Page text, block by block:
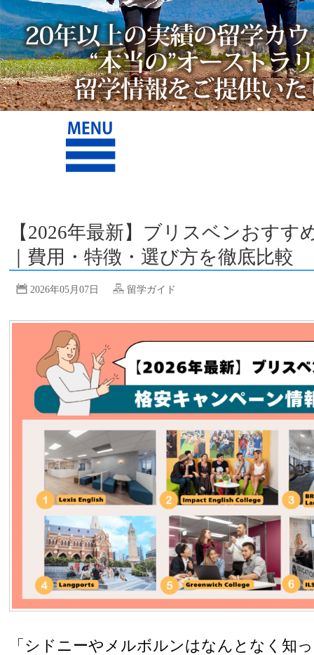
【2026年最新】ブリスベンおすす
｜費用・特徴・選び方を徹底比較
2026年05月07日 留学ガイド
「シドニーやメルボルンはなんとなく知